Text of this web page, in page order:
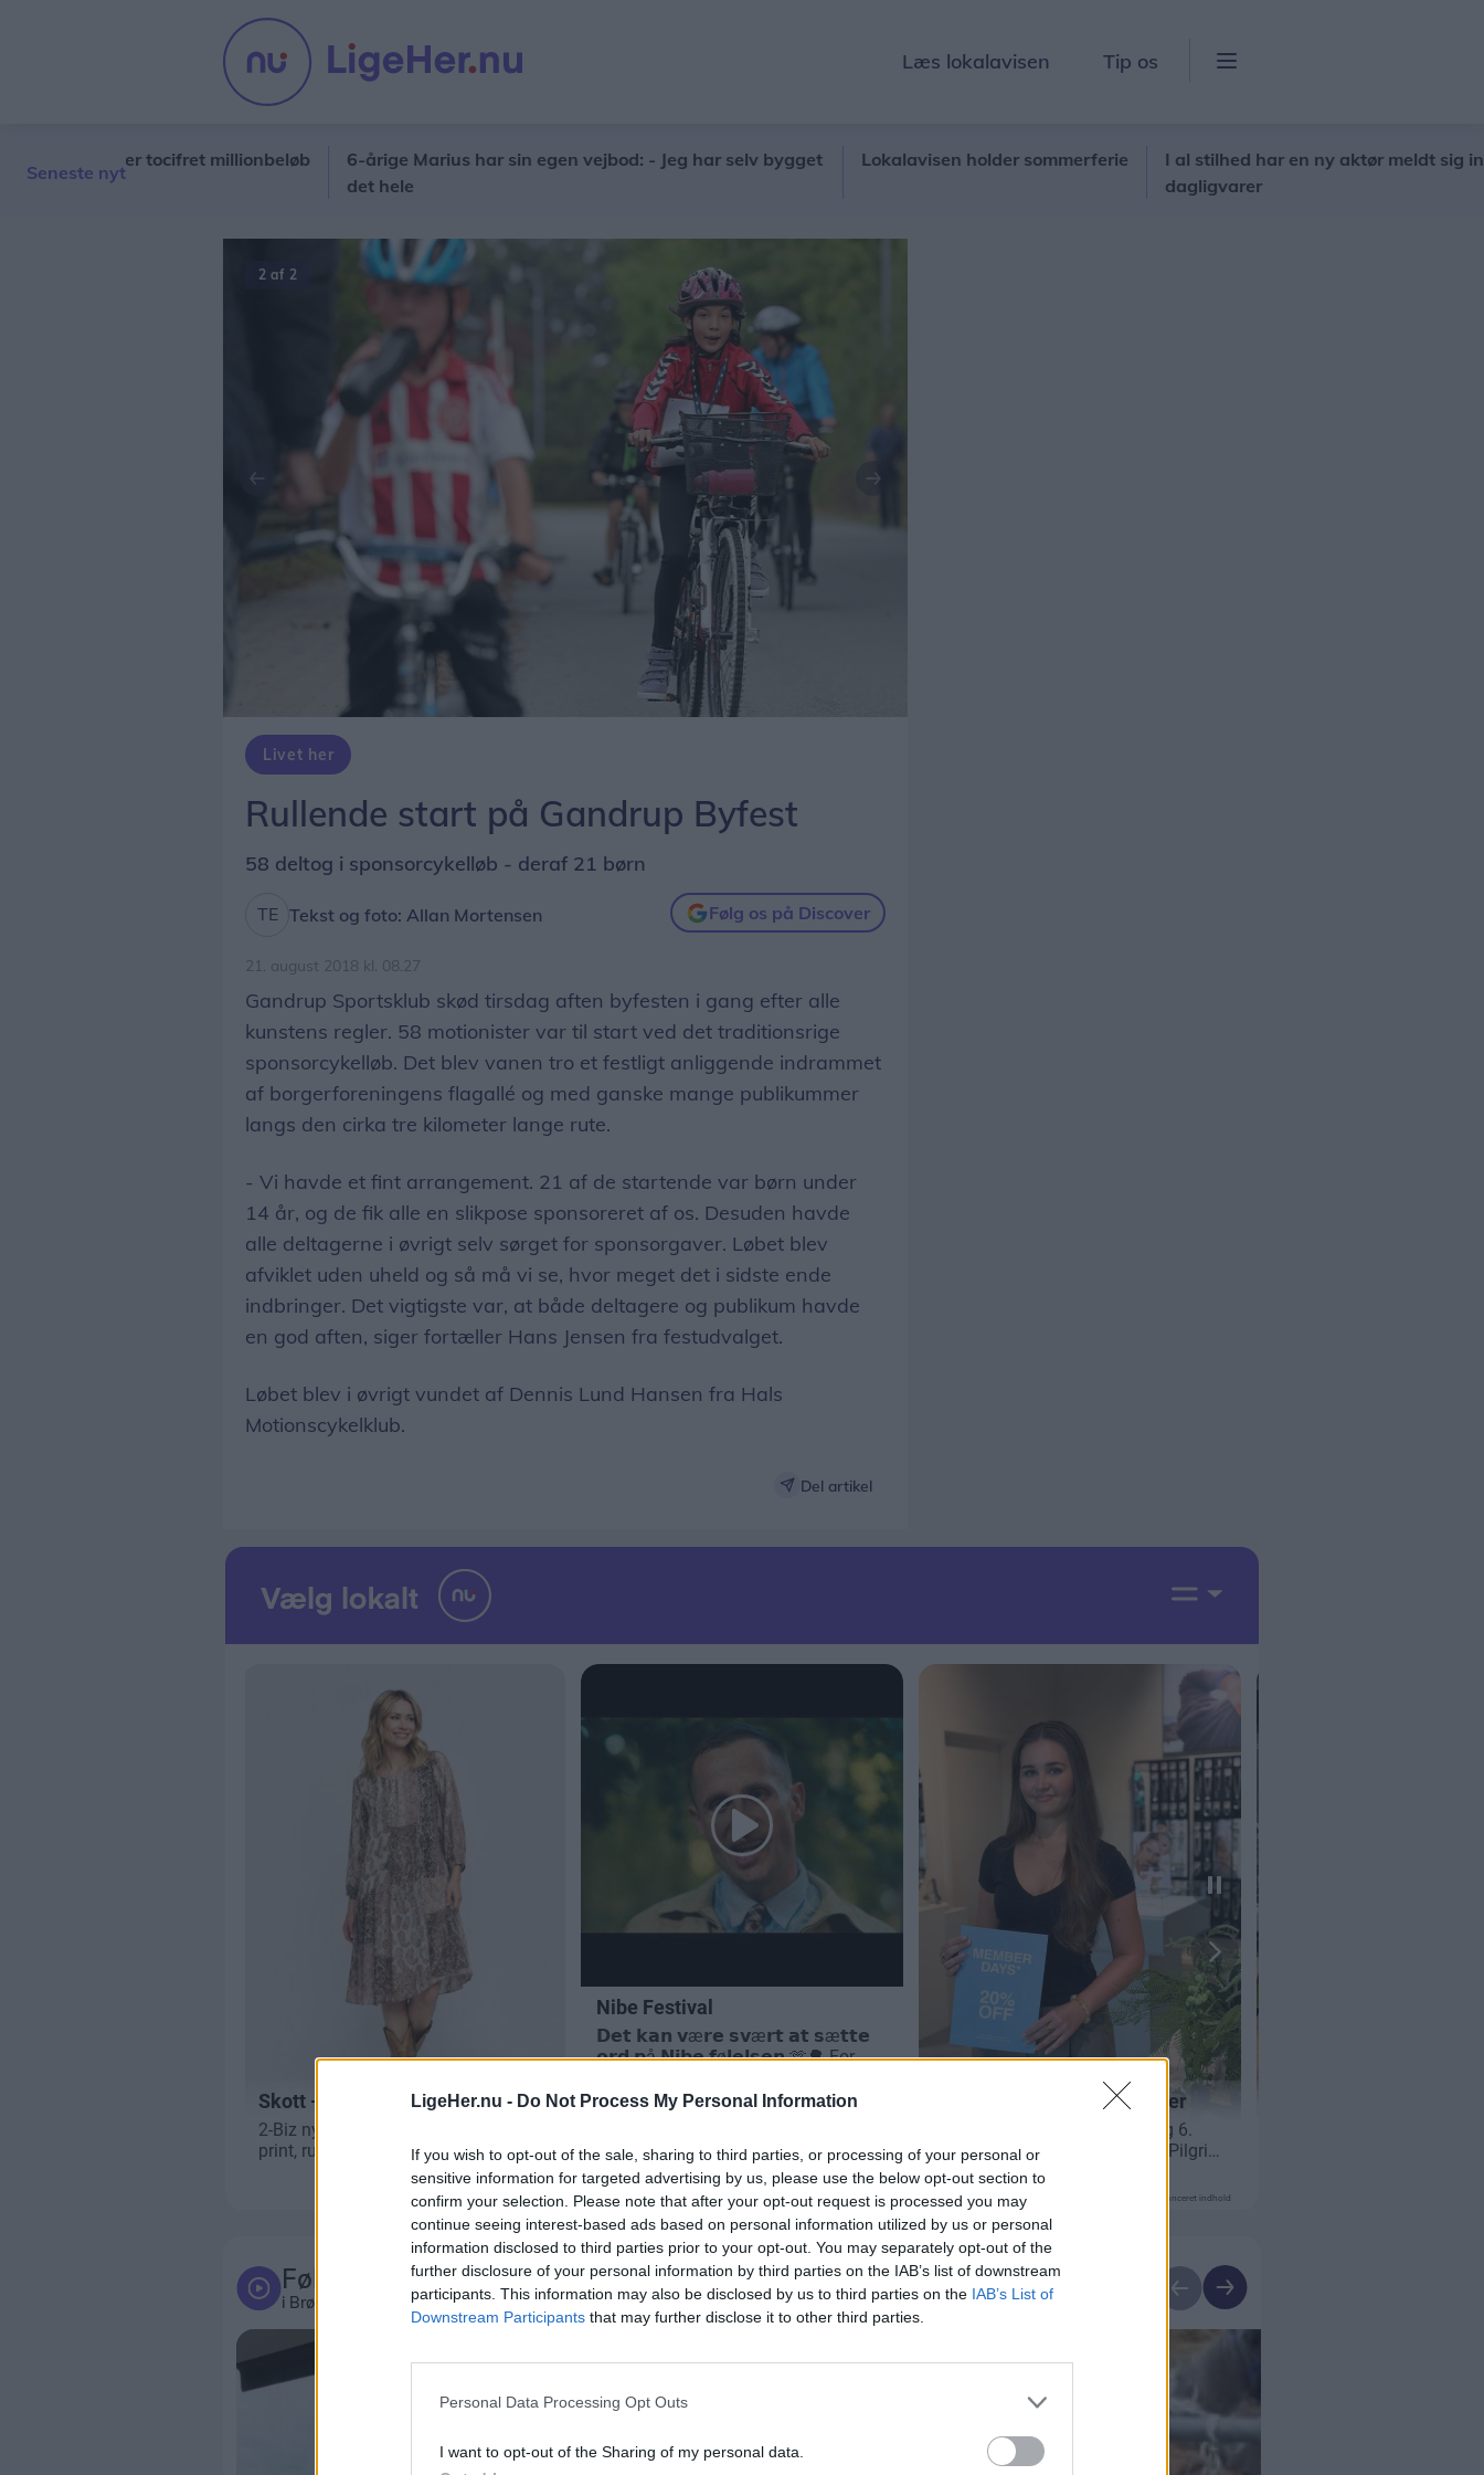
LigeHer.nu - Do Not Process My Personal Information
If you wish to opt-out of the sale, sharing to third parties, or processing of your personal or
sensitive information for targeted advertising by us, please use the below opt-out section to
confirm your selection. Please note that after your opt-out request is processed you may
continue seeing interest-based ads based on personal information utilized by us or personal
information disclosed to third parties prior to your opt-out. You may separately opt-out of the
further disclosure of your personal information by third parties on the IAB’s list of downstream
participants. This information may also be disclosed by us to third parties on the IAB’s List of
Downstream Participants that may further disclose it to other third parties.
Personal Data Processing Opt Outs
I want to opt-out of the Sharing of my personal data.
Læs lokalavisen Tip os
Seneste nyt
mangler tocifret millionbeløb
6-årige Marius har sin egen vejbod: - Jeg har selv bygget
det hele
Lokalavisen holder sommerferie
I al stilhed har en ny aktør meldt sig ind i
dagligvarer
2 af 2
Forrige Næste
Livet her
Rullende start på Gandrup Byfest
58 deltog i sponsorcykelløb - deraf 21 børn
Tekst og foto: Allan Mortensen Følg os på Discover
21. august 2018 kl. 08.27
Gandrup Sportsklub skød tirsdag aften byfesten i gang efter alle
kunstens regler. 58 motionister var til start ved det traditionsrige
sponsorcykelløb. Det blev vanen tro et festligt anliggende indrammet
af borgerforeningens flagallé og med ganske mange publikummer
langs den cirka tre kilometer lange rute.
- Vi havde et fint arrangement. 21 af de startende var børn under
14 år, og de fik alle en slikpose sponsoreret af os. Desuden havde
alle deltagerne i øvrigt selv sørget for sponsorgaver. Løbet blev
afviklet uden uheld og så må vi se, hvor meget det i sidste ende
indbringer. Det vigtigste var, at både deltagere og publikum havde
en god aften, siger fortæller Hans Jensen fra festudvalget.
Løbet blev i øvrigt vundet af Dennis Lund Hansen fra Hals
Motionscykelklub.
Del artikel
Annonceret indhold
Følg med
i Brønderslev og omegn